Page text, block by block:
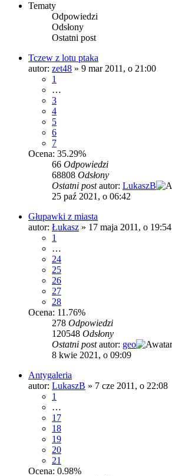
Tematy
Odpowiedzi
Odsłony
Ostatni post
Tczew z lotu ptaka
autor: zet48 » 9 mar 2011, o 21:00
1
…
3
4
5
6
7
Ocena: 35.29%
66 Odpowiedzi
68808 Odsłony
Ostatni postautor: LukaszB
25 paź 2021, o 06:42
Głupawki z miasta
autor: Łukasz » 17 maja 2011, o 19:54
1
…
24
25
26
27
28
Ocena: 11.76%
278 Odpowiedzi
120548 Odsłony
Ostatni postautor: geo
8 kwie 2021, o 09:09
Antygaleria
autor: LukaszB » 7 cze 2011, o 22:08
1
…
17
18
19
20
21
Ocena: 0.98%